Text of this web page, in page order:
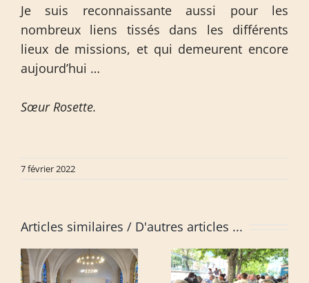
Je suis reconnaissante aussi pour les
nombreux liens tissés dans les différents
lieux de missions, et qui demeurent encore
aujourd’hui …
Sœur Rosette.
7 février 2022
Articles similaires